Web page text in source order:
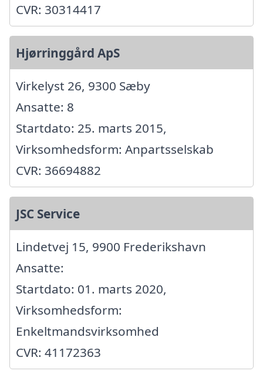
CVR: 30314417
Hjørringgård ApS
Virkelyst 26, 9300 Sæby
Ansatte: 8
Startdato: 25. marts 2015,
Virksomhedsform: Anpartsselskab
CVR: 36694882
JSC Service
Lindetvej 15, 9900 Frederikshavn
Ansatte:
Startdato: 01. marts 2020,
Virksomhedsform:
Enkeltmandsvirksomhed
CVR: 41172363